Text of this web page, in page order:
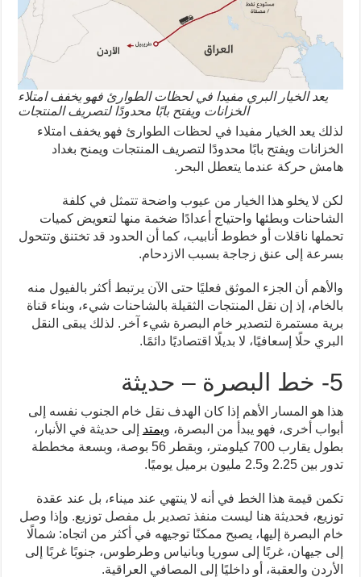
يعد الخيار البري مفيدا في لحظات الطوارئ فهو يخفف امتلاء
الخزانات ويفتح بابًا محدودًا لتصريف المنتجات
لذلك يعد الخيار مفيدا في لحظات الطوارئ فهو يخفف امتلاء
الخزانات ويفتح بابًا محدودًا لتصريف المنتجات ويمنح بغداد
هامش حركة عندما يتعطل البحر.
لكن لا يخلو هذا الخيار من عيوب واضحة تتمثل في كلفة
الشاحنات وبطئها واحتياج أعدادًا ضخمة منها لتعويض كميات
تحملها ناقلات أو خطوط أنابيب، كما أن الحدود قد تختنق وتتحول
بسرعة إلى عنق زجاجة بسبب الازدحام.
والأهم أن الجزء الموثق فعليًا حتى الآن يرتبط أكثر بالفيول منه
بالخام، إذ إن نقل المنتجات الثقيلة بالشاحنات شيء، وبناء قناة
برية مستمرة لتصدير خام البصرة شيء آخر. لذلك يبقى النقل
البري حلًا إسعافيًا، لا بديلًا اقتصاديًا دائمًا.
5- خط البصرة – حديثة
هذا هو المسار الأهم إذا كان الهدف نقل خام الجنوب نفسه إلى
أبواب أخرى، فهو يبدأ من البصرة، ويمتد إلى حديثة في الأنبار،
بطول يقارب 700 كيلومتر، وبقطر 56 بوصة، وبسعة مخططة
تدور بين 2.25 و2.5 مليون برميل يوميًا.
تكمن قيمة هذا الخط في أنه لا ينتهي عند ميناء، بل عند عقدة
توزيع، فحديثة هنا ليست منفذ تصدير بل مفصل توزيع. وإذا وصل
خام البصرة إليها، يصبح ممكنًا توجيهه في أكثر من اتجاه: شمالًا
إلى جيهان، غربًا إلى سوريا وبانياس وطرطوس، جنوبًا غربًا إلى
الأردن والعقبة، أو داخليًا إلى المصافي العراقية.